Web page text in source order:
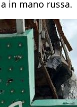
in mano russa.